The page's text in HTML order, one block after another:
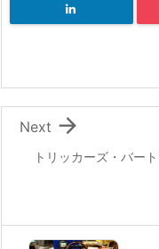
トリッカーズ・バー

Next